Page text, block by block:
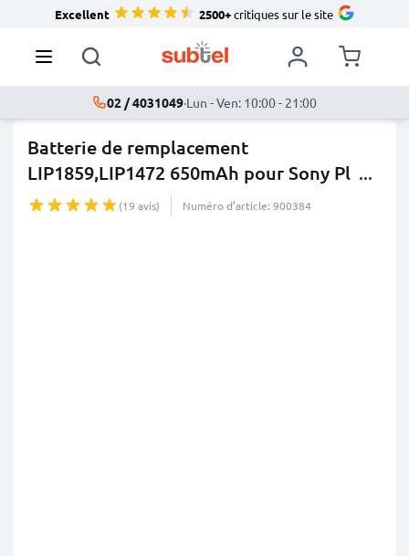
Excellent 2500+critiques sur le site
02 / 4031049·Lun - Ven: 10:00 - 21:00
Batterie de remplacement
LIP1859,LIP1472 650mAh pour Sony Pl ...
plus
(19 avis) Numéro d’article: 900384